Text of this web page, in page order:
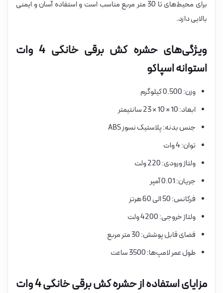
برای محیط‌های تا 30 متر مربع مناسب است و استفاده آسان و ایمنی
بالایی دارد.
ویژگی‌های حشره کش برقی خانگی 4 وات
استوانه اسپاکو
وزن: 0.500 کیلوگرم
ابعاد: 10 × 10 × 23 سانتیمتر
جنس بدنه: پلاستیک نسوز ABS
توان: 4 وات
ولتاژ ورودی: 220 ولت
جریان: 0.01 آمپر
فرکانس: 50 الی 60 هرتز
ولتاژ خروجی: 4200 ولت
فضای قابل پوشش: 30 متر مربع
طول عمر لامپ‌ها: 3500 ساعت
مزایای استفاده از حشره کش برقی خانگی 4 وات